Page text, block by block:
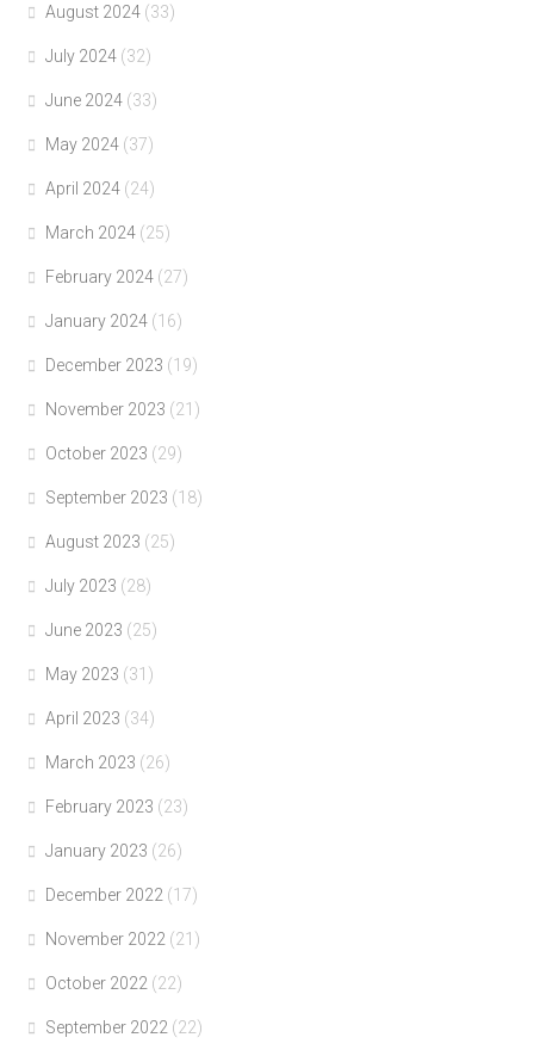
August 2024 (33)
July 2024 (32)
June 2024 (33)
May 2024 (37)
April 2024 (24)
March 2024 (25)
February 2024 (27)
January 2024 (16)
December 2023 (19)
November 2023 (21)
October 2023 (29)
September 2023 (18)
August 2023 (25)
July 2023 (28)
June 2023 (25)
May 2023 (31)
April 2023 (34)
March 2023 (26)
February 2023 (23)
January 2023 (26)
December 2022 (17)
November 2022 (21)
October 2022 (22)
September 2022 (22)